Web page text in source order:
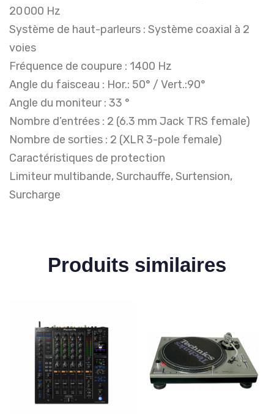
20 000 Hz
Système de haut-parleurs : Système coaxial à 2
voies
Fréquence de coupure : 1400 Hz
Angle du faisceau : Hor.: 50° / Vert.:90°
Angle du moniteur : 33 °
Nombre d’entrées : 2 (6.3 mm Jack TRS female)
Nombre de sorties : 2 (XLR 3-pole female)
Caractéristiques de protection
Limiteur multibande, Surchauffe, Surtension,
Surcharge
Produits similaires